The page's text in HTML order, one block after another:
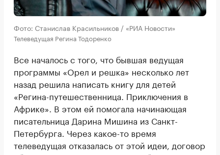
Фото: Станислав Красильников / «РИА Новости»
Телеведущая Регина Тодоренко
Все началось с того, что бывшая ведущая
программы «Орел и решка» несколько лет
назад решила написать книгу для детей
«Регина-путешественница. Приключения в
Африке». В этом ей помогала начинающая
писательница Дарина Мишина из Санкт-
Петербурга. Через какое-то время
телеведущая отказалась от этой идеи, договор